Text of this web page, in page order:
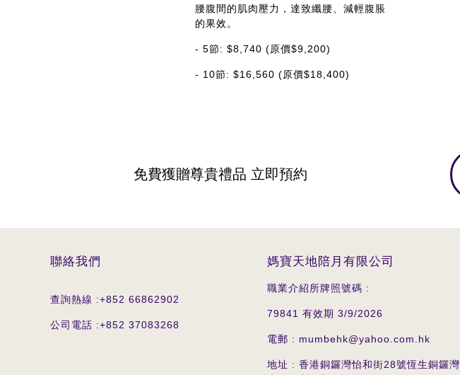
腰腹間的肌肉壓力，達致纖腰、減輕腹脹
的果效。
- 5節: $8,740 (原價$9,200)
- 10節: $16,560 (原價$18,400)
免費獲贈尊貴禮品 立即預約
聯絡我們
查詢熱線 :+852 66862902
公司電話 :+852 37083268
媽寶天地陪月有限公司
職業介紹所牌照號碼 :
79841 有效期 3/9/2026
電郵 : mumbehk@yahoo.com.hk
地址 : 香港銅鑼灣怡和街28號恆生銅鑼灣